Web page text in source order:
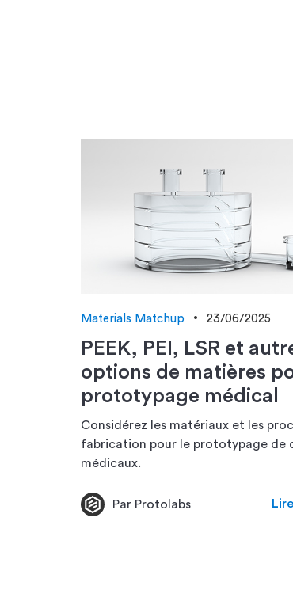
Materials Matchup 23/06/2025
PEEK, PEI, LSR et
options de matières
prototypage médical
Considérez les matériaux et les
fabrication pour le prototypage de
médicaux.
Par Protolabs